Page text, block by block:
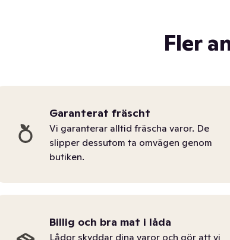
Fler
Garanterat fräscht
Vi garanterar alltid fräscha varor. De
slipper dessutom ta omvägen genom
butiken.
Billig och bra mat i låda
Lådor skyddar dina varor och gör att vi